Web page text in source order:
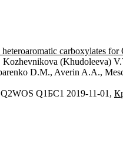
carboxylates
(Khudoleeva)
D.M., Averin A.A.,
WOS Q1БС1 2019-11-01,